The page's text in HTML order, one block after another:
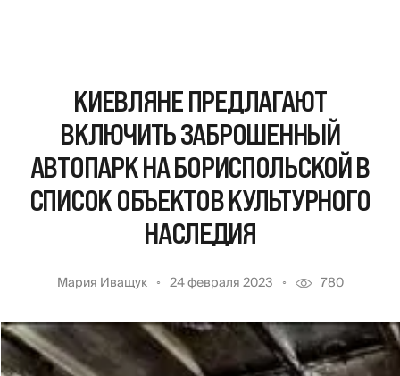
КИЕВЛЯНЕ ПРЕДЛАГАЮТ
ВКЛЮЧИТЬ ЗАБРОШЕННЫЙ
АВТОПАРК НА БОРИСПОЛЬСКОЙ В
СПИСОК ОБЪЕКТОВ КУЛЬТУРНОГО
НАСЛЕДИЯ
Мария Иващук 24 февраля 2023 780